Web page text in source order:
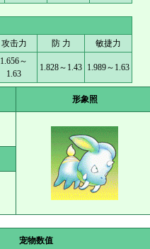
攻击力 防 力
敏捷力
1.656～
1.63
1.828～1.43 1.989～1.63
形象照
宠物数值